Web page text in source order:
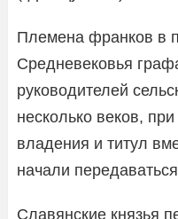
Племена франков в
Средневековья
руководителей
несколько веков,
владения и титул
начали
Славянские князья